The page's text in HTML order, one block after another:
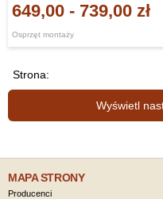
Osprzęt montaży
649,00 - 739,00 zł
Wyświetl
Strona:
MAPA STRONY
Producenci